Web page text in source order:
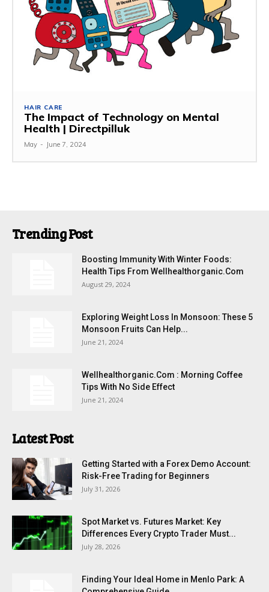
HAIR CARE
The Impact of Technology on Mental
Health | Directpilluk
May - June 7, 2024
Trending Post
Boosting Immunity With Winter Foods:
Health Tips From Wellhealthorganic.Com
August 29, 2024
Exploring Weight Loss In Monsoon: These 5
Monsoon Fruits Can Help...
June 21, 2024
Wellhealthorganic.Com : Morning Coffee
Tips With No Side Effect
June 21, 2024
Latest Post
Getting Started with a Forex Demo Account:
Risk-Free Trading for Beginners
July 31, 2026
Spot Market vs. Futures Market: Key
Differences Every Crypto Trader Must...
July 28, 2026
Finding Your Ideal Home in Menlo Park: A